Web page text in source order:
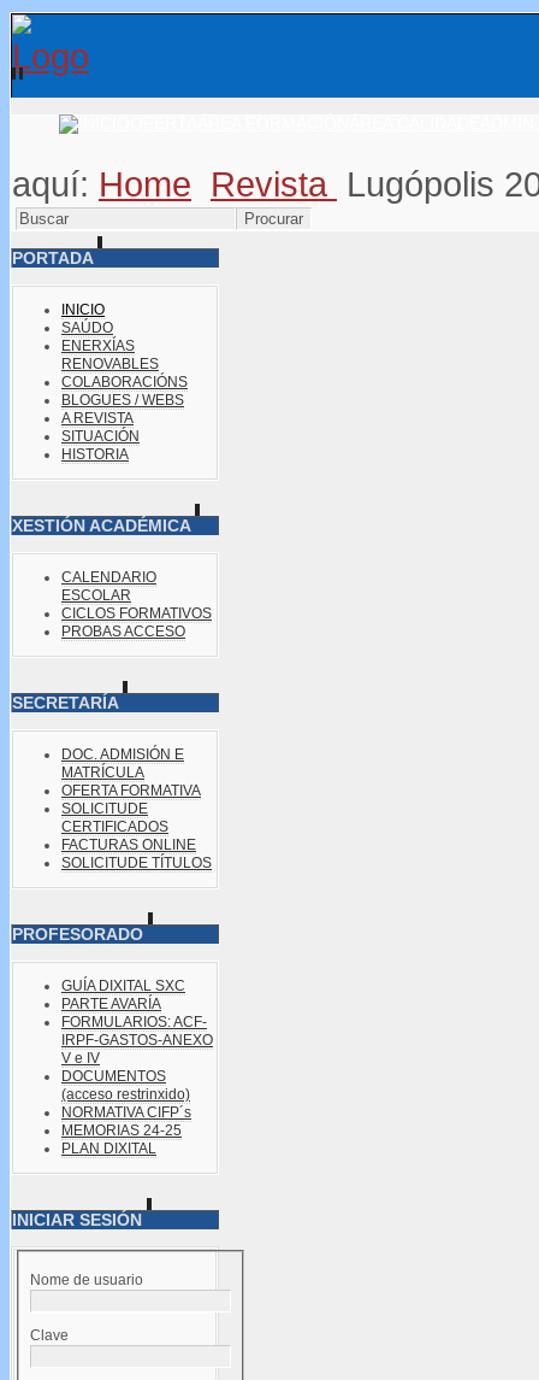
aquí: Home Revista Lugópolis
PORTADA
INICIO
SAÚDO
ENERXÍAS
RENOVABLES
COLABORACIÓNS
BLOGUES / WEBS
A REVISTA
SITUACIÓN
HISTORIA
XESTIÓN ACADÉMICA
CALENDARIO
ESCOLAR
CICLOS FORMATIVOS
PROBAS ACCESO
SECRETARÍA
DOC. ADMISIÓN E
MATRÍCULA
OFERTA FORMATIVA
SOLICITUDE
CERTIFICADOS
FACTURAS ONLINE
SOLICITUDE TÍTULOS
PROFESORADO
GUÍA DIXITAL SXC
PARTE AVARÍA
FORMULARIOS: ACF-
IRPF-GASTOS-ANEXO
V e IV
DOCUMENTOS
(acceso restrinxido)
NORMATIVA CIFP´s
MEMORIAS 24-25
PLAN DIXITAL
INICIAR SESIÓN
Nome de usuario
Clave